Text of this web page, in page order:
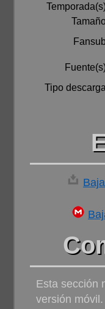
Tipo descarga
Esta sección
versión